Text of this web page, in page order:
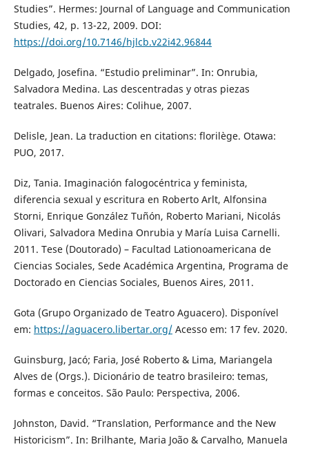
Studies”. Hermes: Journal of Language and Communication
Studies, 42, p. 13-22, 2009. DOI:
https://doi.org/10.7146/hjlcb.v22i42.96844
Delgado, Josefina. “Estudio preliminar”. In: Onrubia,
Salvadora Medina. Las descentradas y otras piezas
teatrales. Buenos Aires: Colihue, 2007.
Delisle, Jean. La traduction en citations: florilège. Otawa:
PUO, 2017.
Diz, Tania. Imaginación falogocéntrica y feminista,
diferencia sexual y escritura en Roberto Arlt, Alfonsina
Storni, Enrique González Tuñón, Roberto Mariani, Nicolás
Olivari, Salvadora Medina Onrubia y María Luisa Carnelli.
2011. Tese (Doutorado) – Facultad Lationoamericana de
Ciencias Sociales, Sede Académica Argentina, Programa de
Doctorado en Ciencias Sociales, Buenos Aires, 2011.
Gota (Grupo Organizado de Teatro Aguacero). Disponível
em: https://aguacero.libertar.org/Acesso em: 17 fev. 2020.
Guinsburg, Jacó; Faria, José Roberto & Lima, Mariangela
Alves de (Orgs.). Dicionário de teatro brasileiro: temas,
formas e conceitos. São Paulo: Perspectiva, 2006.
Johnston, David. “Translation, Performance and the New
Historicism”. In: Brilhante, Maria João & Carvalho, Manuela